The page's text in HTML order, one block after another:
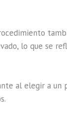
lo que se
al elegir a un